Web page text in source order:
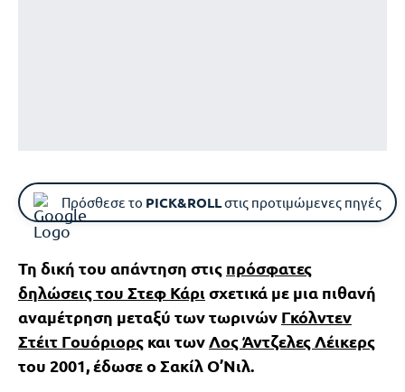
Πρόσθεσε το PICK&ROLLστις προτιμώμενες πηγές
Τη δική του απάντηση στις πρόσφατες
δηλώσεις του Στεφ Κάρι σχετικά με μια πιθανή
αναμέτρηση μεταξύ των τωρινών Γκόλντεν
Στέιτ Γουόριορς και των Λος Άντζελες Λέικερς
του 2001, έδωσε ο Σακίλ Ο’Νιλ.